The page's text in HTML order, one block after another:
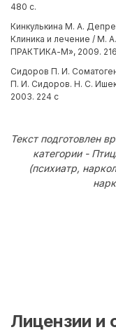
480 с.
Кинкулькина М. А.
Клиника и лечение / М.
ПРАКТИКА-М», 2009.
Сидоров П. И.
П. И. Сидоров. Н. С.
2003. 224 с
Текст подготовлен
категории -
(психиатр,
Лицензии и